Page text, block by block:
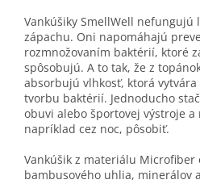
Vankúšiky SmellWell nefungujú
zápachu. Oni napomáhajú
rozmnožovaním baktérií, ktoré
spôsobujú. A to tak, že z
absorbujú vlhkosť, ktorá
tvorbu baktérií. Jednoducho
obuvi alebo športovej výstroje a
napríklad cez noc, pôsobiť.
Vankúšik z materiálu Microfiber
bambusového uhlia, minerálov